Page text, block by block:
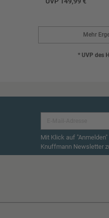
Mehr
* UVP des
Mit Klick auf
Knuffmann Newsletter